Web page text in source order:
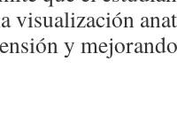
visualización
y